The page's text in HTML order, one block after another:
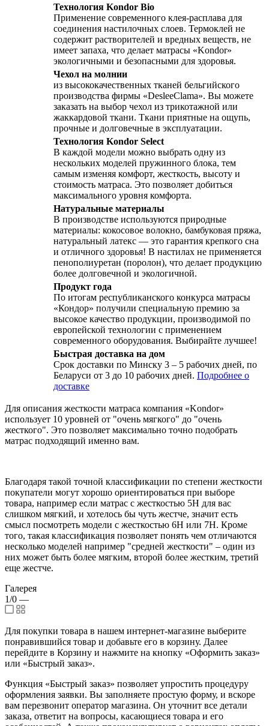
Технология Kondor Bio
Применение современного клея-расплава для
соединения настилочных слоев. Термоклей не
содержит растворителей и вредных веществ, не
имеет запаха, что делает матрасы «Kondor»
экологичными и безопасными для здоровья.
Чехол на молнии
из высококачественных тканей бельгийского
производства фирмы «DesleeClama». Вы можете
заказать на выбор чехол из трикотажной или
жаккардовой ткани. Ткани приятные на ощупь,
прочные и долговечные в эксплуатации.
Технология Kondor Select
В каждой модели можно выбрать одну из
нескольких моделей пружинного блока, тем
самым изменяя комфорт, жесткость, высоту и
стоимость матраса. Это позволяет добиться
максимального уровня комфорта.
Натуральные материалы
В производстве используются природные
материалы: кокосовое волокно, бамбуковая пряжа,
натуральный латекс — это гарантия крепкого сна
и отличного здоровья! В настилах не применяется
пенополиуретан (поролон), что делает продукцию
более долговечной и экологичной.
Продукт года
По итогам республиканского конкурса матрасы
«Кондор» получили специальную премию за
высокое качество продукции, производимой по
европейской технологии с применением
современного оборудования. Выбирайте лучшее!
Быстрая доставка на дом
Срок доставки по Минску 3 – 5 рабочих дней, по
Беларуси от 3 до 10 рабочих дней. Подробнее о
доставке
Для описания жесткости матраса компания «Kondor»
использует 10 уровней от "очень мягкого" до "очень
жесткого". Это позволяет максимально точно подобрать
матрас подходящий именно вам.
Благодаря такой точной классификации по степени жесткости
покупатели могут хорошо ориентироваться при выборе
товара, например если матрас с жесткостью 5H для вас
слишком мягкий, и хотелось бы чуть жестче, значит есть
смысл посмотреть модели с жесткостью 6H или 7H. Кроме
того, такая классификация позволяет понять чем отличаются
несколько моделей например "средней жесткости" – один из
них может быть более мягким, второй более жестким, третий
еще жестче.
Галерея
1/0 —
Для покупки товара в нашем интернет-магазине выберите
понравившийся товар и добавьте его в корзину. Далее
перейдите в Корзину и нажмите на кнопку «Оформить заказ»
или «Быстрый заказ».
Функция «Быстрый заказ» позволяет упростить процедуру
оформления заявки. Вы заполняете простую форму, и вскоре
вам перезвонит оператор магазина. Он уточнит все детали
заказа, ответит на вопросы, касающиеся товара и его